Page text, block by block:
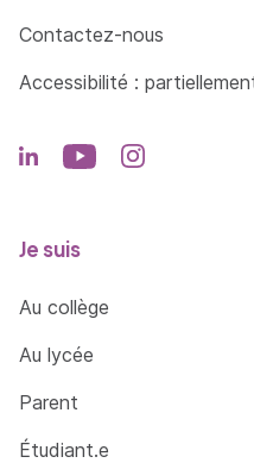
Contactez-nous
Accessibilité :
Je suis
Au collège
Au lycée
Parent
Étudiant.e